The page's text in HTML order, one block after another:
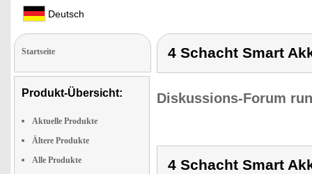
Deutsch
Startseite
Produkt-Übersicht:
Aktuelle Produkte
Ältere Produkte
Alle Produkte
4 Schacht Smart
Diskussions-Forum
4 Schacht Smart